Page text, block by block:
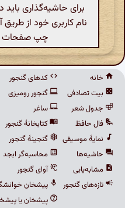
برای حاشیه‌گذاری باید
نام کاربری خود از
چپ صفحات
خانه
بیت تصادفی
جدول شعر
فال حافظ
نمایهٔ موسیقی
حاشیه‌ها
مشابه‌یابی
تازه‌های گنجور
کدهای گنجور
گنجور رومیزی
ساغر
کتابخانهٔ گنجور
گنجینهٔ گنجور
محاسبه‌گر ابجد
آوای گنجور
پیشخان
پیشخان یا